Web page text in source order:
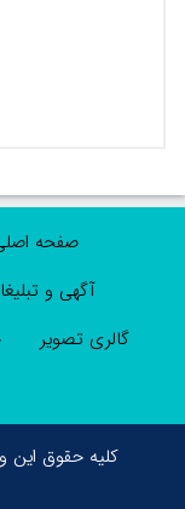
صفحه
آگهی و
گالری تصویر
کلیه حقوق